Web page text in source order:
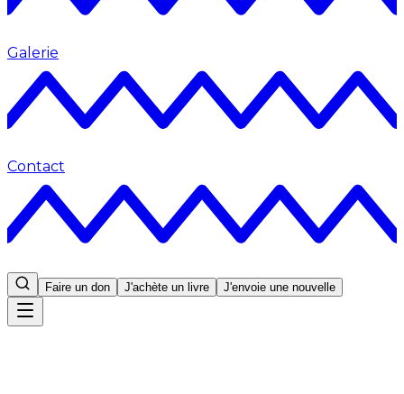
Galerie
Contact
Faire un don J'achète un livre J'envoie une nouvelle